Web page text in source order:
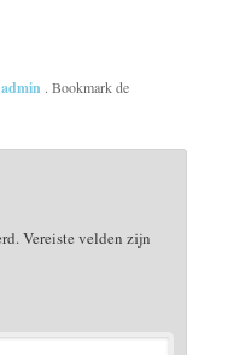
admin . Bookmark de
Vereiste velden zijn